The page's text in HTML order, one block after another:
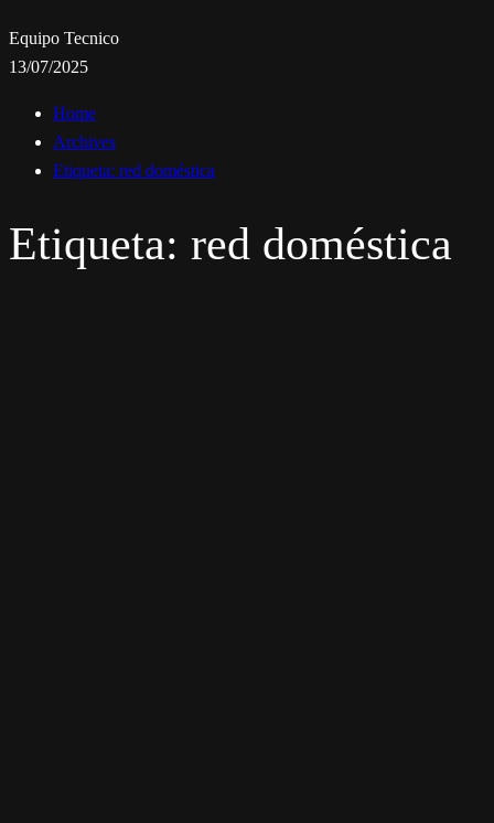
Equipo Tecnico
13/07/2025
Home
Archives
Etiqueta: red doméstica
Etiqueta: red doméstica